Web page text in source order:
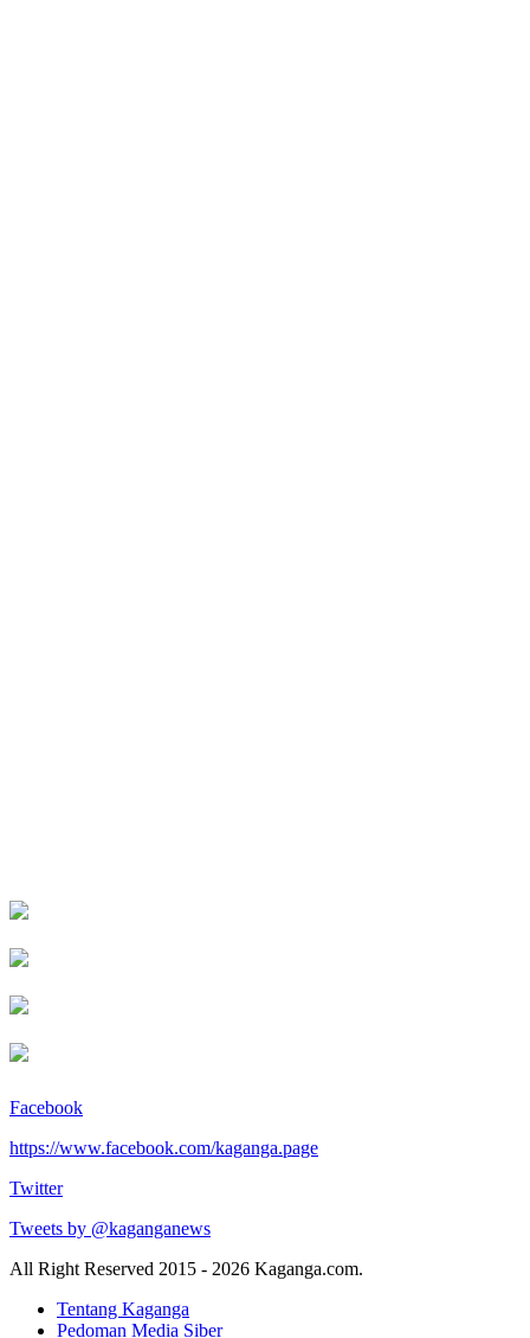
Facebook
https://www.facebook.com/kaganga.page
Twitter
Tweets by @kaganganews
All Right Reserved 2015 - 2026 Kaganga.com.
Tentang Kaganga
Pedoman Media Siber